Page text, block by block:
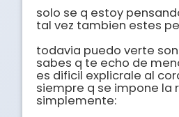
solo se q estoy
tal vez tambien estes
todavia puedo verte
sabes q te echo de
es dificil explicrale al
siempre q se impone la
simplemente: